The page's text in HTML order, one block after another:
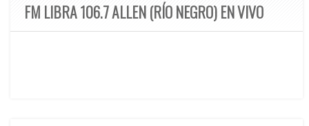
FM LIBRA 106.7 ALLEN (RÍO NEGRO) EN VIVO